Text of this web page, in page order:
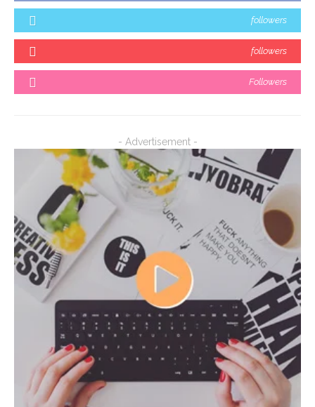
followers
followers
Followers
- Advertisement -